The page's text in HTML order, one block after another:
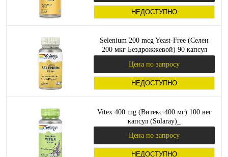
НЕДОСТУПНО
Selenium 200 mcg Yeast-Free (Селен
200 мкг Бездрожжевой) 90 капсул
Цена по запросу
НЕДОСТУПНО
Vitex 400 mg (Витекс 400 мг) 100 вег
капсул (Solaray)_
Цена по запросу
НЕДОСТУПНО